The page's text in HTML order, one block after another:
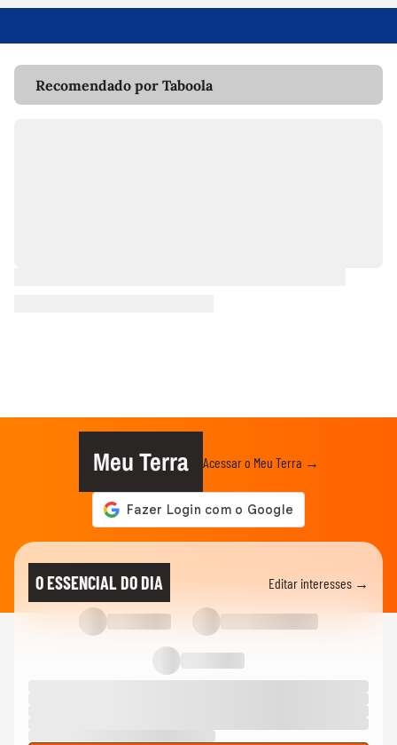
Recomendado por Taboola
Meu Terra Acessar o Meu Terra →
O ESSENCIAL DO DIA Editar interesses →